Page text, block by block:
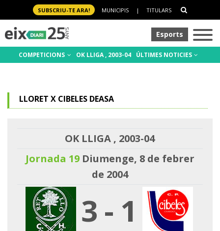
SUBSCRIU-TE ARA! MUNICIPIS | TITULARS
Esports
COMPETICIONS OK LLIGA , 2003-04 ÚLTIMES NOTICIES
LLORET X CIBELES DEASA
OK LLIGA , 2003-04
Jornada 19Diumenge, 8 de febrer
de 2004
3 - 1